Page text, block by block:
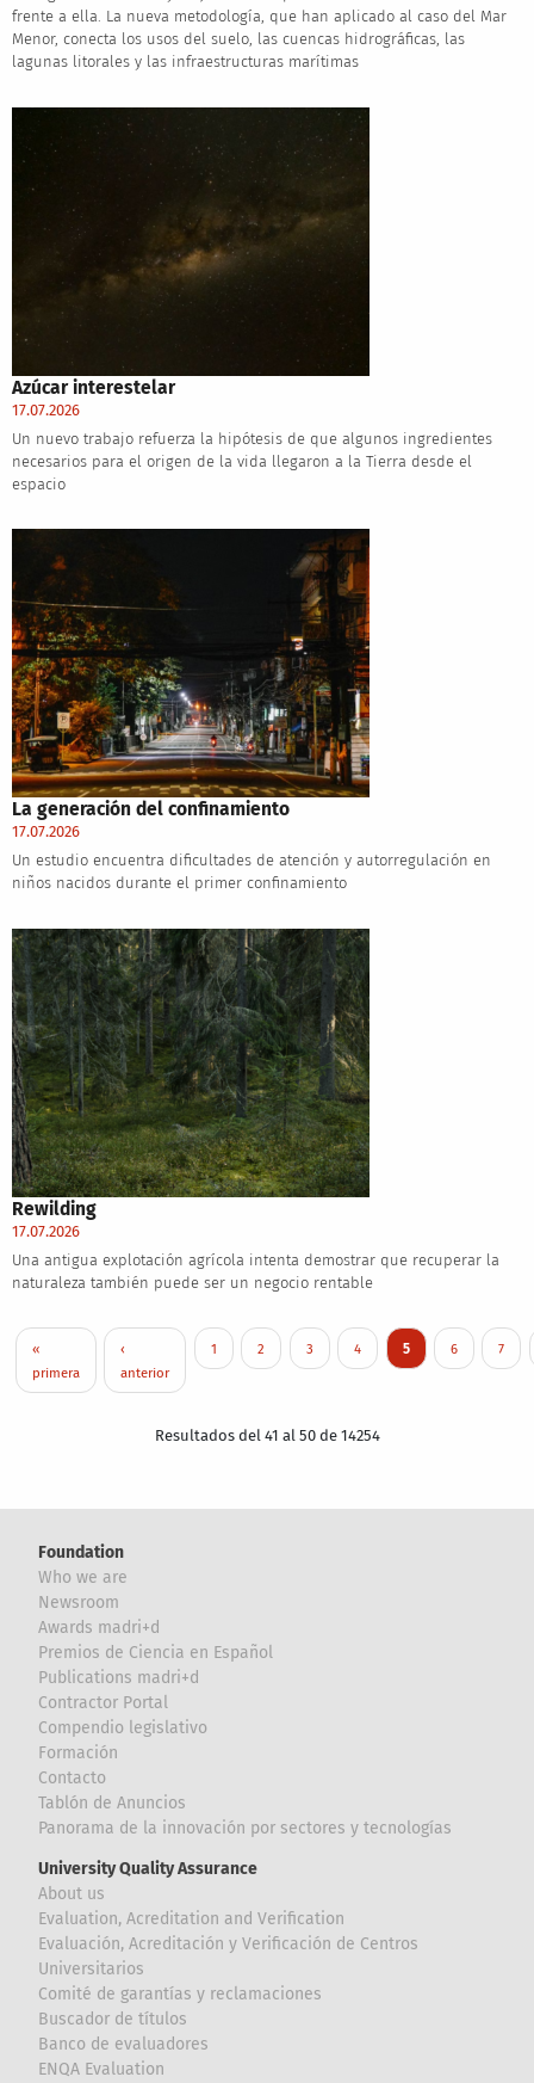
frente a ella. La nueva metodología, que han aplicado al caso del Mar
Menor, conecta los usos del suelo, las cuencas hidrográficas, las
lagunas litorales y las infraestructuras marítimas
Azúcar interestelar
17.07.2026
Un nuevo trabajo refuerza la hipótesis de que algunos ingredientes
necesarios para el origen de la vida llegaron a la Tierra desde el
espacio
La generación del confinamiento
17.07.2026
Un estudio encuentra dificultades de atención y autorregulación en
niños nacidos durante el primer confinamiento
Rewilding
17.07.2026
Una antigua explotación agrícola intenta demostrar que recuperar la
naturaleza también puede ser un negocio rentable
Pagination
First page
«
primera
Previous page
‹
anterior
Page
1 Page
2 Page
3 Page
4 Current page
5 Page
6 Page
7
Resultados del 41 al 50 de 14254
Foundation
Who we are
Newsroom
Awards madri+d
Premios de Ciencia en Español
Publications madri+d
Contractor Portal
Compendio legislativo
Formación
Contacto
Tablón de Anuncios
Panorama de la innovación por sectores y tecnologías
University Quality Assurance
About us
Evaluation, Acreditation and Verification
Evaluación, Acreditación y Verificación de Centros
Universitarios
Comité de garantías y reclamaciones
Buscador de títulos
Banco de evaluadores
ENQA Evaluation